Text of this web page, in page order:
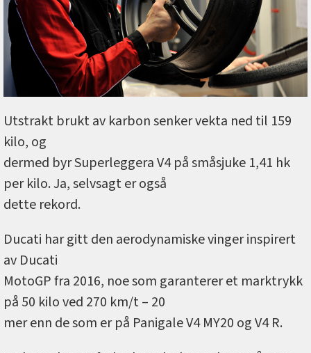
Utstrakt brukt av karbon senker vekta ned til 159
kilo, og
dermed byr Superleggera V4 på småsjuke 1,41 hk
per kilo. Ja, selvsagt er også
dette rekord.
Ducati har gitt den aerodynamiske vinger inspirert
av Ducati
MotoGP fra 2016, noe som garanterer et marktrykk
på 50 kilo ved 270 km/t – 20
mer enn de som er på Panigale V4 MY20 og V4 R.